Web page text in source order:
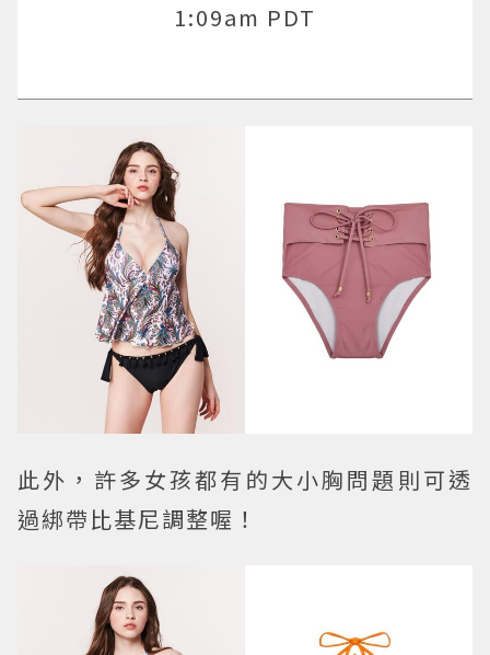
1:09am PDT
此外，許多女孩都有的大小胸問題則可透
過綁帶比基尼調整喔！